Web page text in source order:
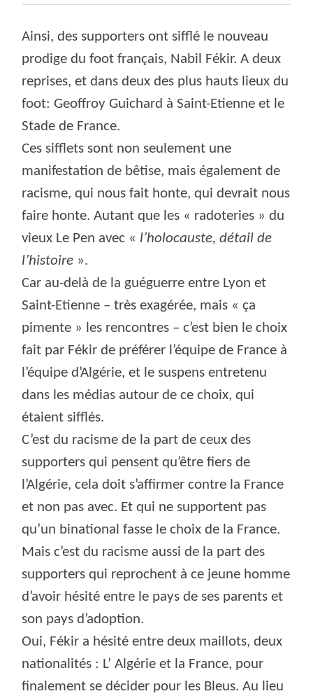
Ainsi, des supporters ont sifflé le nouveau
prodige du foot français, Nabil Fékir. A deux
reprises, et dans deux des plus hauts lieux du
foot: Geoffroy Guichard à Saint-Etienne et le
Stade de France.
Ces sifflets sont non seulement une
manifestation de bêtise, mais également de
racisme, qui nous fait honte, qui devrait nous
faire honte. Autant que les « radoteries » du
vieux Le Pen avec « l’holocauste, détail de
l’histoire ».
Car au-delà de la guéguerre entre Lyon et
Saint-Etienne – très exagérée, mais « ça
pimente » les rencontres – c’est bien le choix
fait par Fékir de préférer l’équipe de France à
l’équipe d’Algérie, et le suspens entretenu
dans les médias autour de ce choix, qui
étaient sifflés.
C’est du racisme de la part de ceux des
supporters qui pensent qu’être fiers de
l’Algérie, cela doit s’affirmer contre la France
et non pas avec. Et qui ne supportent pas
qu’un binational fasse le choix de la France.
Mais c’est du racisme aussi de la part des
supporters qui reprochent à ce jeune homme
d’avoir hésité entre le pays de ses parents et
son pays d’adoption.
Oui, Fékir a hésité entre deux maillots, deux
nationalités : L’ Algérie et la France, pour
finalement se décider pour les Bleus. Au lieu